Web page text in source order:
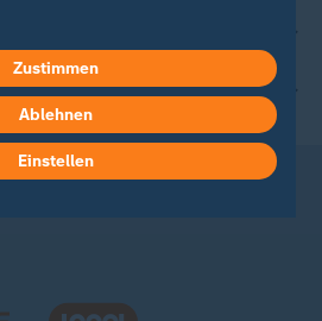
widerrufen oder ändern.
findest du in unserer
Zustimmen
Ablehnen
Einstellen